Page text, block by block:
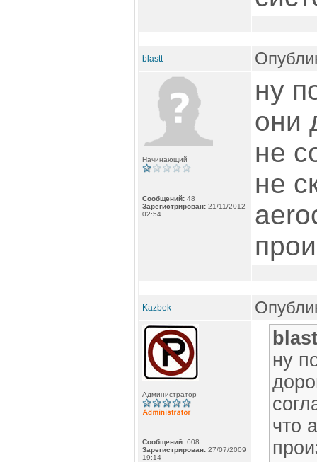
blastt
Начинающий
Сообщений: 48
Зарегистрирован: 21/11/2012
02:54
ну
они
не
не
Kazbek
Администратор
Сообщений: 608
Зарегистрирован: 27/07/2009
19:14
ну
что